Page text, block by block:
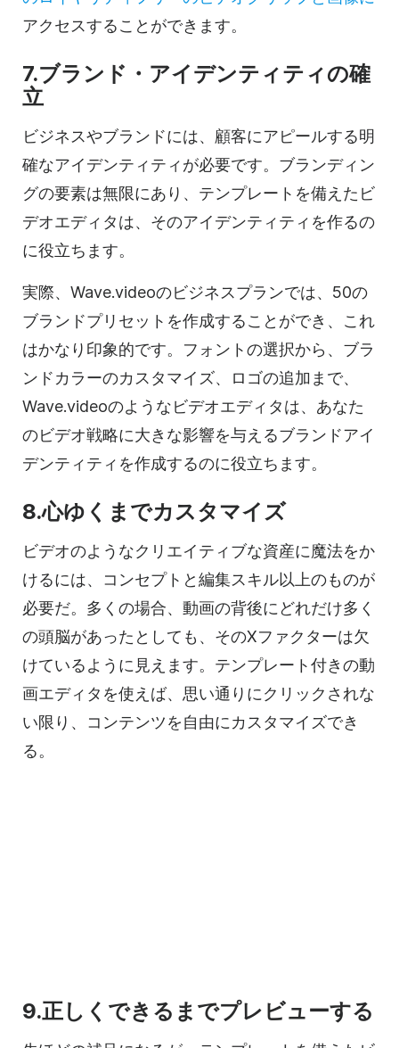
アクセスすることができます。
7.ブランド・アイデンティティの確
立
ビジネスやブランドには、顧客にアピールする明
確なアイデンティティが必要です。ブランディン
グの要素は無限にあり、テンプレートを備えたビ
デオエディタは、そのアイデンティティを作るの
に役立ちます。
実際、Wave.videoのビジネスプランでは、50の
ブランドプリセットを作成することができ、これ
はかなり印象的です。フォントの選択から、ブラ
ンドカラーのカスタマイズ、ロゴの追加まで、
Wave.videoのようなビデオエディタは、あなた
のビデオ戦略に大きな影響を与えるブランドアイ
デンティティを作成するのに役立ちます。
8.心ゆくまでカスタマイズ
ビデオのようなクリエイティブな資産に魔法をか
けるには、コンセプトと編集スキル以上のものが
必要だ。多くの場合、動画の背後にどれだけ多く
の頭脳があったとしても、そのXファクターは欠
けているように見えます。テンプレート付きの動
画エディタを使えば、思い通りにクリックされな
い限り、コンテンツを自由にカスタマイズでき
る。
9.正しくできるまでプレビューする